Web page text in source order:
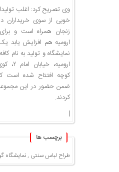
وی تصریح کرد: اغلب
خوبی از سوی خریداران
زنجان همراه است و
ارومیه هم افزایش یابد
نمایشگاه و تولید به نام
کوچه افتتاح شده است
ضمن حضور در این
کردند.
|
برچسب ها
طراح لباس سنتی ,نمایشگاه